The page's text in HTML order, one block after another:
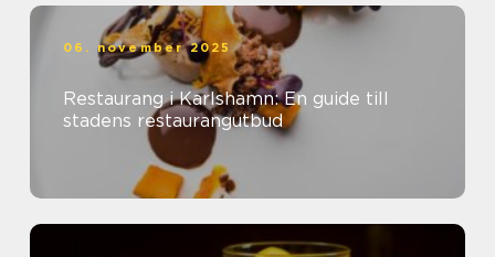
06. november 2025
Restaurang i Karlshamn: En guide till
stadens restaurangutbud